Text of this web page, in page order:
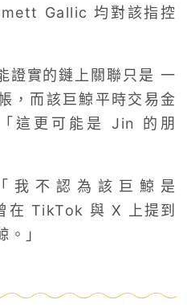
Gallic 均對該指控
證實的鏈上關聯只是 一
，而該巨鯨平時交易金
這更可能是 Jin 的朋
我不認為該巨鯨是
在 TikTok 與 X 上提到
」